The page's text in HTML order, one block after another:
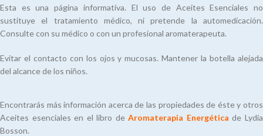
Esta es una página informativa. El uso de Aceites Esenciales no
sustituye el tratamiento médico, ni pretende la automedicación.
Consulte con su médico o con un profesional aromaterapeuta.
Evitar el contacto con los ojos y mucosas. Mantener la botella alejada
del alcance de los niños.
Encontrarás más información acerca de las propiedades de éste y otros
Aceites esenciales en el libro deAromaterapia Energética de Lydia
Bosson.